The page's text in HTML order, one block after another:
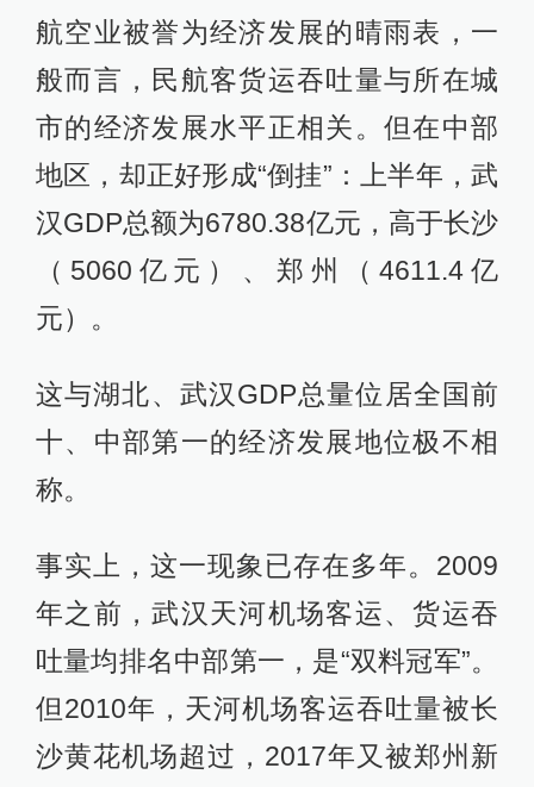
航空业被誉为经济发展的晴雨表，一
般而言，民航客货运吞吐量与所在城
市的经济发展水平正相关。但在中部
地区，却正好形成“倒挂”：上半年，武
汉GDP总额为6780.38亿元，高于长沙
（5060亿元）、郑州（4611.4亿
元）。
这与湖北、武汉GDP总量位居全国前
十、中部第一的经济发展地位极不相
称。
事实上，这一现象已存在多年。2009
年之前，武汉天河机场客运、货运吞
吐量均排名中部第一，是“双料冠军”。
但2010年，天河机场客运吞吐量被长
沙黄花机场超过，2017年又被郑州新